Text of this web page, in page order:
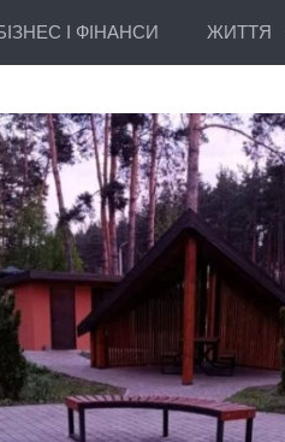
І ФІНАНСИ ЖИТТЯ